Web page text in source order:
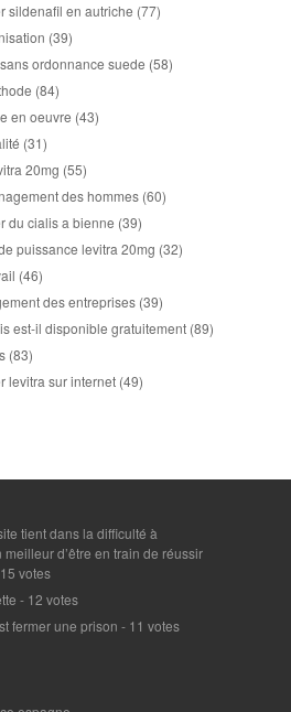
sildenafil en autriche (77)
(39)
ordonnance suede (58)
(84)
en oeuvre (43)
(31)
20mg (55)
des hommes (60)
du cialis a bienne (39)
puissance levitra 20mg (32)
(46)
des entreprises (39)
est-il disponible gratuitement (89)
(83)
levitra sur internet (49)
tient dans la difficulté à
meilleur d’être en train de réussir
votes
- 12 votes
fermer une prison - 11 votes